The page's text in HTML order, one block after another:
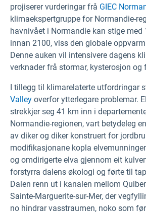
projiserer vurderingar frå GIEC
klimaekspertgruppe for Normandie-
havnivået i Normandie kan stige med
innan 2100, viss den globale
Denne auken vil intensivere dagens
verknader frå stormar, kysterosjon og
I tillegg til klimarelaterte utfordringar
Valley overfor ytterlegare problemar.
strekkjer seg 41 km inn i
Normandie-regionen, vart betydeleg
av diker og diker konstruert for
modifikasjonane kopla
og omdirigerte elva gjennom eit
forstyrra dalens økologi og førte til
Dalen renn ut i kanalen mellom
Sainte-Marguerite-sur-Mer, der
no hindrar vasstraumen, noko som